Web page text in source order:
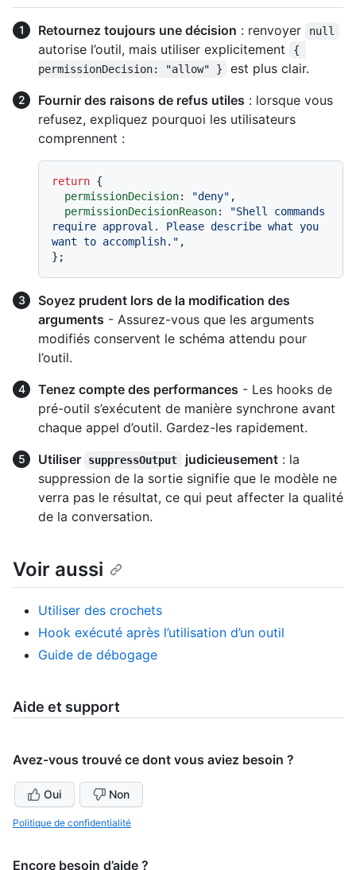
Retournez toujours une décision : renvoyer null
autorise l’outil, mais utiliser explicitement
{
permissionDecision: "allow" }
est plus clair.
Fournir des raisons de refus utiles : lorsque vous
refusez, expliquez pourquoi les utilisateurs
comprennent :
return {
permissionDecision: "deny" ,
permissionDecisionReason:
"Shell commands
require approval. Please describe what you
want to accomplish." ,
Soyez prudent lors de la modification des
arguments - Assurez-vous que les arguments
modifiés conservent le schéma attendu pour
l’outil.
Tenez compte des performances - Les hooks de
pré-outil s’exécutent de manière synchrone avant
chaque appel d’outil. Gardez-les rapidement.
Utiliser
suppressOutput judicieusement: la
suppression de la sortie signifie que le modèle ne
verra pas le résultat, ce qui peut affecter la qualité
de la conversation.
Voir aussi
Utiliser des crochets
Hook exécuté après l’utilisation d’un outil
Guide de débogage
Aide et support
Avez-vous trouvé ce dont vous aviez besoin ?
Oui Non
Politique de confidentialité
Encore besoin d’aide ?